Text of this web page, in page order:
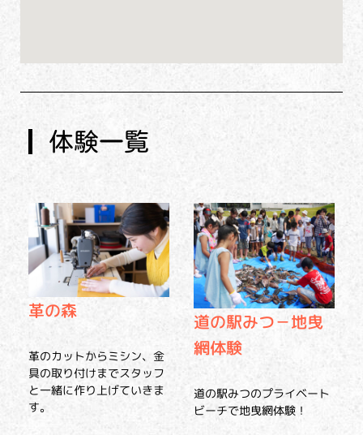
体験一覧
革の森
革のカットからミシン、金
具の取り付けまでスタッフ
と一緒に作り上げていきま
す。
道の駅みつ－地曳
網体験
道の駅みつのプライベート
ビーチで地曳網体験！